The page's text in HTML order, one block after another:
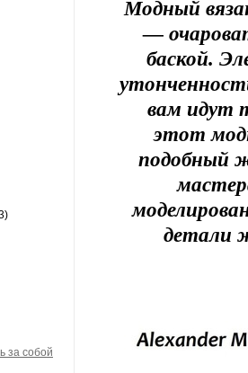
за собой
Mодный
—
баской.
вам идут
этот
подобный
детали